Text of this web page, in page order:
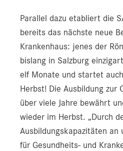
Parallel dazu etabliert die
bereits das nächste neue
Krankenhaus: jenes der
bislang in Salzburg
elf Monate und startet
Herbst! Die Ausbildung zur
über viele Jahre bewährt
wieder im Herbst. „Durch
Ausbildungskapazitäten an
für Gesundheits- und